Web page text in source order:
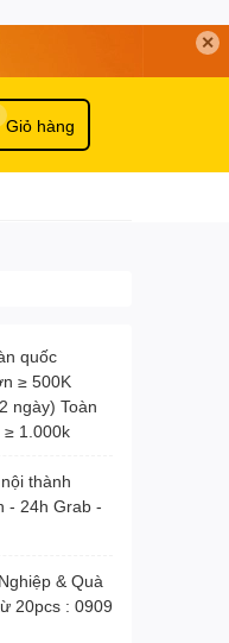
✕
Giỏ hàng
quốc
≥ 500K
ngày) Toàn
1.000k
thành
- 24h Grab -
& Quà
20pcs : 0909